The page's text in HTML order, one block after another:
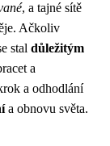
, a tajné sítě
Ačkoliv
stal důležitým
a
a odhodlání
a obnovu světa.